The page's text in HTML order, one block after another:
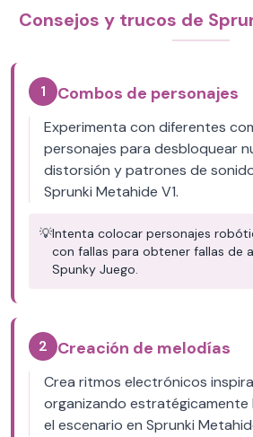
Consejos y trucos de
1 Combos de personajes
Experimenta con diferentes
personajes para desbloquear
distorsión y patrones de
Sprunki Metahide V1.
💡Intenta colocar personajes
con fallas para obtener fallas de
Spunky Juego.
2 Creación de melodías
Crea ritmos electrónicos
organizando estratégicamente
el escenario en Sprunki